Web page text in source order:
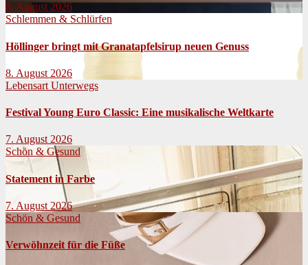
8. August 2026
Schlemmen & Schlürfen
Höllinger bringt mit Granatapfelsirup neuen Genuss
8. August 2026
Lebensart Unterwegs
Festival Young Euro Classic: Eine musikalische Weltkarte
7. August 2026
Schön & Gesund
Statement in Farbe
7. August 2026
Schön & Gesund
Verwöhnzeit für die Füße